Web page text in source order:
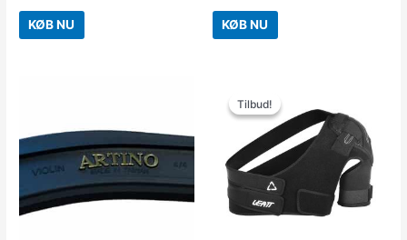
KØB NU KØB NU
Tilbud!
Tilbud!
pris
var:
549.00kr..
pris
er:
349.00kr..